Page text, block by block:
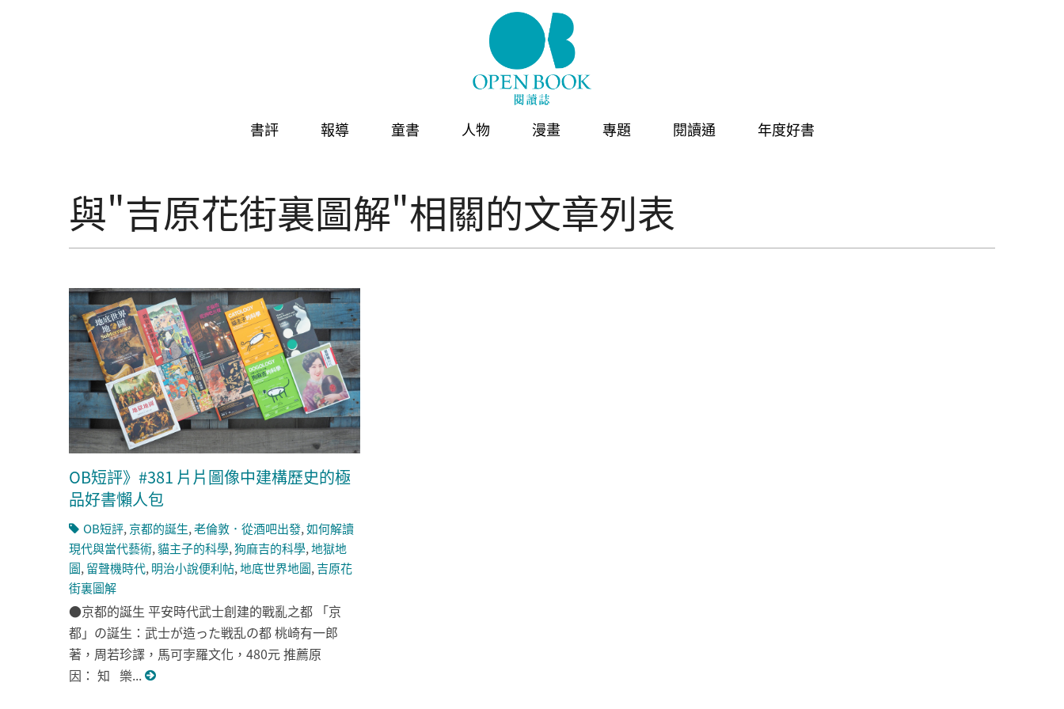
書評 報導 童書 人物 漫畫 專題 閱讀通 年度好書
與"吉原花街裏圖解"相關的文章列表
OB短評》#381 片片圖像中建構歷史的極
品好書懶人包
OB短評, 京都的誕生,老倫敦．從酒吧出發,如何解讀
現代與當代藝術,貓主子的科學,狗麻吉的科學,地獄地
圖, 留聲機時代, 明治小說便利帖,地底世界地圖, 吉原花
街裏圖解
●京都的誕生 平安時代武士創建的戰亂之都 「京
都」の誕生：武士が造った戦乱の都 桃崎有一郎
著，周若珍譯，馬可孛羅文化，480元 推薦原
因： 知 樂...